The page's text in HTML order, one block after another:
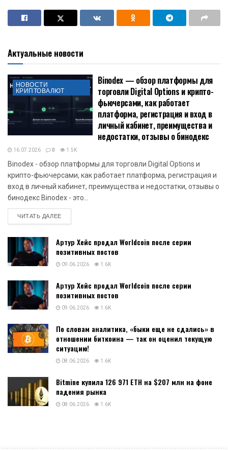
Актуальные новости
НОВОСТИ
КРИПТОВАЛЮТ
Binodex — обзор платформы для
торговли Digital Options и крипто-
фьючерсами, как работает
платформа, регистрация и вход в
личный кабинет, преимущества и
недостатки, отзывы о бинодекс
16.07.2026 0 1.5K
Binodex - обзор платформы для торговли Digital Options и
крипто-фьючерсами, как работает платформа, регистрация и
вход в личный кабинет, преимущества и недостатки, отзывы о
бинодекс Binodex - это...
ЧИТАТЬ ДАЛЕЕDETAILS
Артур Хейс продал Worldcoin после серии
позитивных постов
09.06.2026 1.6K
Артур Хейс продал Worldcoin после серии
позитивных постов
09.06.2026 1.6K
По словам аналитика, «быки еще не сдались» в
отношении биткоина — так он оценил текущую
ситуацию!
08.06.2026 1.6K
Bitmine купила 126 971 ETH на $207 млн на фоне
падения рынка
08.06.2026 1.6K